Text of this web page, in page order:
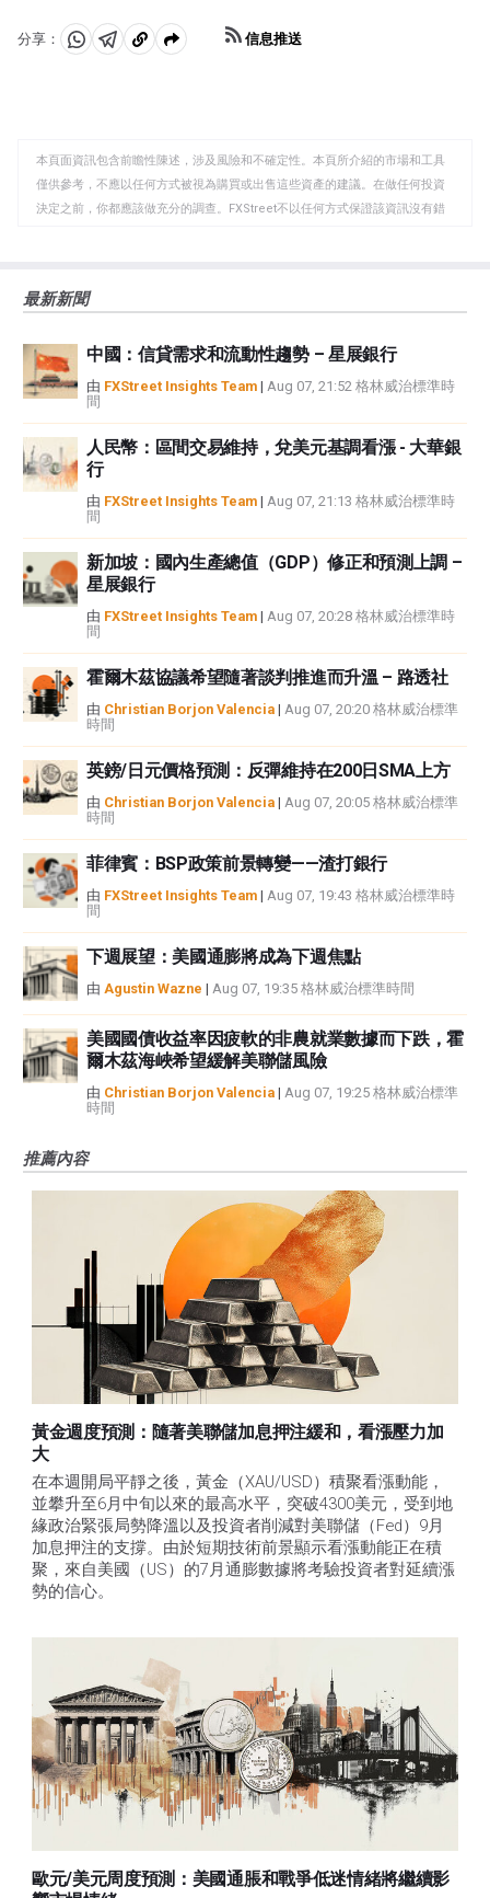
分享：
分 分 複
板
信息推送
本頁面資訊包含前瞻性陳述，涉及風險和不確定性。本頁所介紹的市場和工具
僅供參考，不應以任何方式被視為購買或出售這些資產的建議。在做任何投資
決定之前，你都應該做充分的調查。FXStreet不以任何方式保證該資訊沒有錯
觀點，並不代表FXStreet或其廣告商的官方政策或立場。作者不對本頁連結的
如果文章正文中沒有明確提到，在撰寫本文時，作者在本文中提到的任何股票
中都沒有頭寸，也沒有與文中提到的任何公司有業務關係。除了FXStreet，作
者沒有收到撰寫這篇文章的報酬。
FXStreet和作者不提供個性化的建議。作者對該資訊的準確性、完整性或適用
性不作任何陳述。FXStreet和作者將不承擔任何錯誤，遺漏或任何損失，傷害
或損害由此資訊及其顯示或使用引起的。錯誤和遺漏除外。本文作者和
FXStreet並非註冊投資顧問，本文內容無意提供任何投資建議。
最新新聞
中國：信貸需求和流動性趨勢 – 星展銀行
由 FXStreet Insights Team | Aug 07, 21:52 格林威治標準時
間
人民幣：區間交易維持，兌美元基調看漲 - 大華銀
行
由 FXStreet Insights Team | Aug 07, 21:13 格林威治標準時
間
新加坡：國內生產總值（GDP）修正和預測上調 –
星展銀行
由 FXStreet Insights Team | Aug 07, 20:28 格林威治標準時
間
霍爾木茲協議希望隨著談判推進而升溫 – 路透社
由 Christian Borjon Valencia | Aug 07, 20:20 格林威治標準
時間
英鎊/日元價格預測：反彈維持在200日SMA上方
由 Christian Borjon Valencia | Aug 07, 20:05 格林威治標準
時間
菲律賓：BSP政策前景轉變——渣打銀行
由 FXStreet Insights Team | Aug 07, 19:43 格林威治標準時
間
下週展望：美國通膨將成為下週焦點
由 Agustin Wazne | Aug 07, 19:35 格林威治標準時間
美國國債收益率因疲軟的非農就業數據而下跌，霍
爾木茲海峽希望緩解美聯儲風險
由 Christian Borjon Valencia | Aug 07, 19:25 格林威治標準
時間
推薦內容
黃金週度預測：隨著美聯儲加息押注緩和，看漲壓力加
大
在本週開局平靜之後，黃金（XAU/USD）積聚看漲動能，
並攀升至6月中旬以來的最高水平，突破4300美元，受到地
緣政治緊張局勢降溫以及投資者削減對美聯儲（Fed）9月
加息押注的支撐。由於短期技術前景顯示看漲動能正在積
聚，來自美國（US）的7月通膨數據將考驗投資者對延續漲
勢的信心。
歐元/美元周度預測：美國通脹和戰爭低迷情緒將繼續影